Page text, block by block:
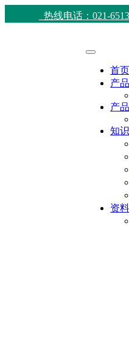
热线电话：021-
首页
产品
产品
知
资